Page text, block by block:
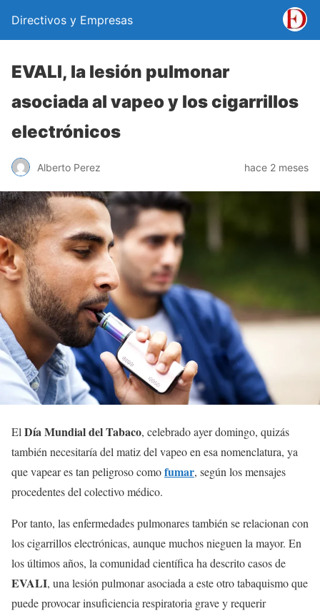
Directivos y Empresas
EVALI, la lesión pulmonar
asociada al vapeo y los cigarrillos
electrónicos
Alberto Perez hace 2 meses
El Día Mundial del Tabaco, celebrado ayer domingo, quizás
también necesitaría del matiz del vapeo en esa nomenclatura, ya
que vapear es tan peligroso comofumar, según los mensajes
procedentes del colectivo médico.
Por tanto, las enfermedades pulmonares también se relacionan con
los cigarrillos electrónicas, aunque muchos nieguen la mayor. En
los últimos años, la comunidad científica ha descrito casos de
EVALI, una lesión pulmonar asociada a este otro tabaquismo que
puede provocar insuficiencia respiratoria grave y requerir